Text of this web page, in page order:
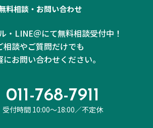
料相談・お問い合わせ
・LINE＠にて無料相談受付中！
相談やご質問だけでも
にお問い合わせください。
011-768-7911
受付時間 10:00～18:00／不定休